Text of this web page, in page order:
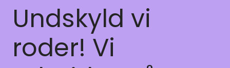
Undskyld vi
roder! Vi